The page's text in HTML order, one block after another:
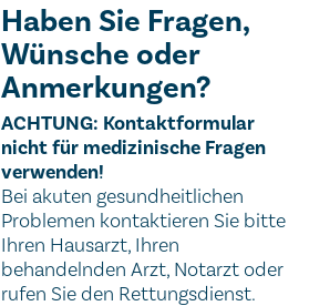
Haben Sie Fragen,
Wünsche oder
Anmerkungen?
Wichtiger Hinweis
ACHTUNG: Kontaktformular
nicht für medizinische Fragen
verwenden!
Bei akuten gesundheitlichen
Problemen kontaktieren Sie bitte
Ihren Hausarzt, Ihren
behandelnden Arzt, Notarzt oder
rufen Sie den Rettungsdienst.